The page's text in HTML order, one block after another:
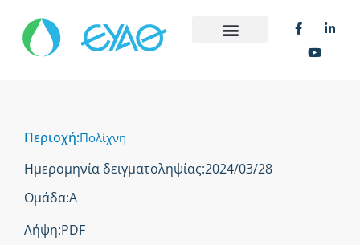
Περιοχή:Πολίχνη
Ημερομηνία δειγματοληψίας:2024/03/28
Ομάδα:Α
Λήψη:PDF